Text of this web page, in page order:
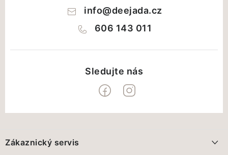
info@deejada.cz
606 143 011
pZákaznický servis